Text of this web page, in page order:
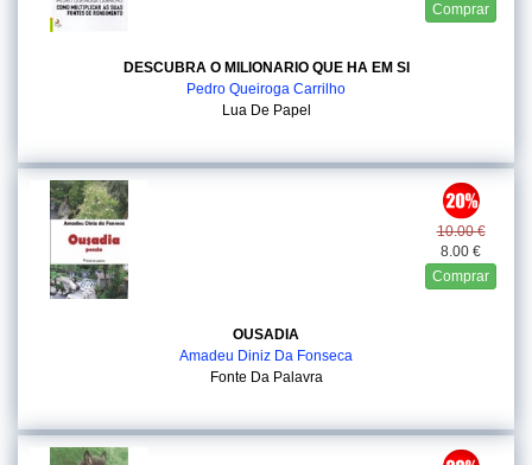
Comprar
DESCUBRA O MILIONARIO QUE HA EM SI
Pedro Queiroga Carrilho
Lua De Papel
10.00 €
8.00 €
Comprar
OUSADIA
Amadeu Diniz Da Fonseca
Fonte Da Palavra